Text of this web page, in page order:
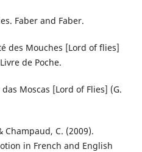
Faber and Faber.
des Mouches [Lord of flies]
de Poche.
Moscas [Lord of Flies] (G.
Champaud, C. (2009).
in French and English